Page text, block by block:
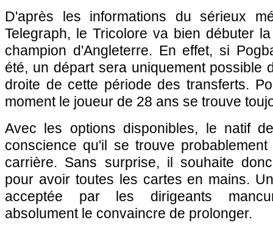
D'après les informations du sérieux
Telegraph, le Tricolore va bien débuter
champion d'Angleterre. En effet, si
été, un départ sera uniquement possible
droite de cette période des transferts.
moment le joueur de 28 ans se trouve
Avec les options disponibles, le natif
conscience qu'il se trouve
carrière. Sans surprise, il souhaite
pour avoir toutes les cartes en mains.
acceptée par les dirigeants
absolument le convaincre de prolonger.